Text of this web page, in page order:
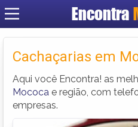
Encontra
Cachaçarias em
Aqui você Encontra! as
Mococa e região, com
empresas.